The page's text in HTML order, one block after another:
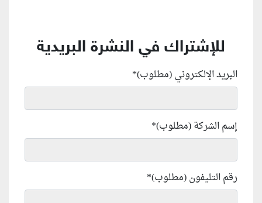
للإشتراك في النشرة البريدية
البريد الإلكتروني (مطلوب)*
إسم الشركة (مطلوب)*
رقم التليفون (مطلوب)*